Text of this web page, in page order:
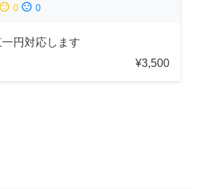
sentiment_neutral 0 sentiment_dissatisfied 0
円対応します
¥3,500